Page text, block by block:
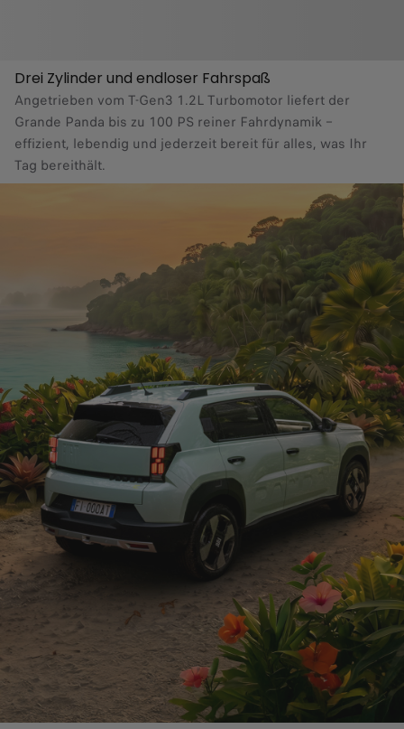
Drei Zylinder und endloser Fahrspaß
Angetrieben vom T-Gen3 1.2L Turbomotor liefert der
Grande Panda bis zu 100 PS reiner Fahrdynamik –
effizient, lebendig und jederzeit bereit für alles, was Ihr
Tag bereithält.